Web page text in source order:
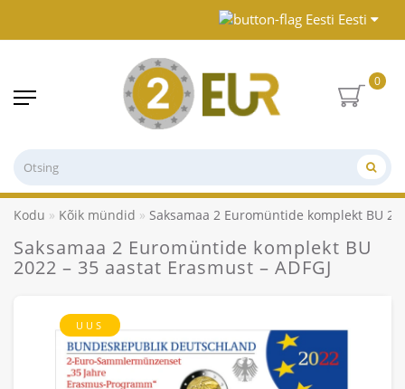
Eesti
0
Kodu Kõik mündid Saksamaa 2 Euromüntide komplekt BU
Saksamaa 2 Euromüntide komplekt BU
2022 – 35 aastat Erasmust – ADFGJ
UUS